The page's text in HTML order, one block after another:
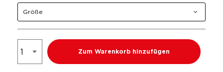
Größe
Zum Warenkorb hinzufügen